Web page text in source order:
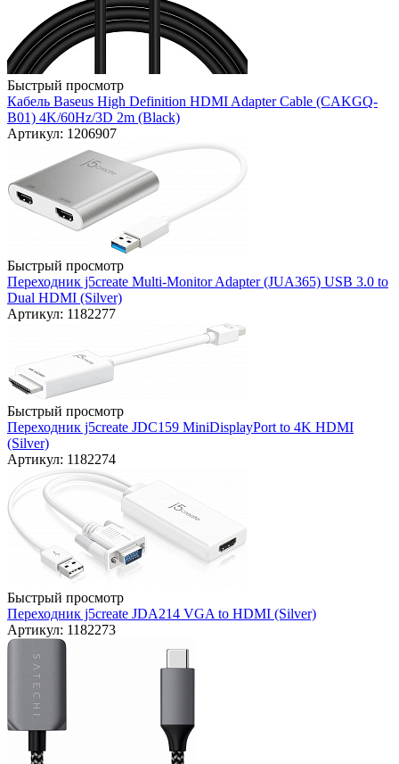
Быстрый просмотр
Кабель Baseus High Definition HDMI Adapter Cable (CAKGQ-
B01) 4K/60Hz/3D 2m (Black)
Артикул: 1206907
Быстрый просмотр
Переходник j5create Multi-Monitor Adapter (JUA365) USB 3.0 to
Dual HDMI (Silver)
Артикул: 1182277
Быстрый просмотр
Переходник j5create JDC159 MiniDisplayPort to 4K HDMI
(Silver)
Артикул: 1182274
Быстрый просмотр
Переходник j5create JDA214 VGA to HDMI (Silver)
Артикул: 1182273